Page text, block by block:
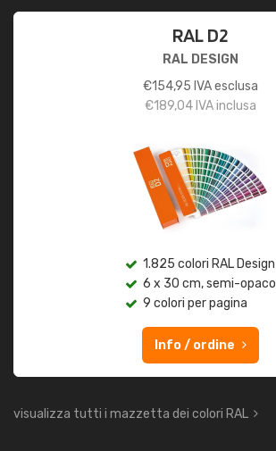
RAL D2
RAL DESIGN
€154,95 IVA esclusa
€189,04IVA inclusa
1.825 colori RAL Design
6 x 30 cm, semi-opaco
9 colori per pagina
Info / ordine
visualizza tutti i mazzetta dei colori RAL